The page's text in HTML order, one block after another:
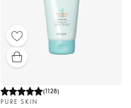
(1128)
PURE SKIN